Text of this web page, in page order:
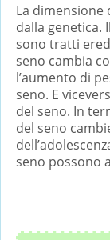
La
dalla genetica.
sono tratti
seno cambia
l’aumento di
seno. E
del seno. In
del seno
seno possono